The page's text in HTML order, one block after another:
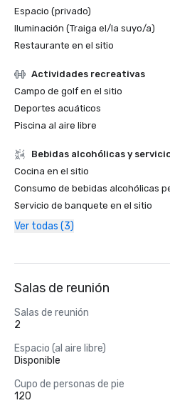
Espacio (privado)
Iluminación (Traiga el/la suyo/a)
Restaurante en el sitio
Actividades recreativas
Campo de golf en el sitio
Deportes acuáticos
Piscina al aire libre
Bebidas alcohólicas y
Cocina en el sitio
Consumo de bebidas alcohólicas
Servicio de banquete en el sitio
Ver todas (3)
Salas de reunión
Salas de reunión
2
Espacio (al aire libre)
Disponible
Cupo de personas de pie
120